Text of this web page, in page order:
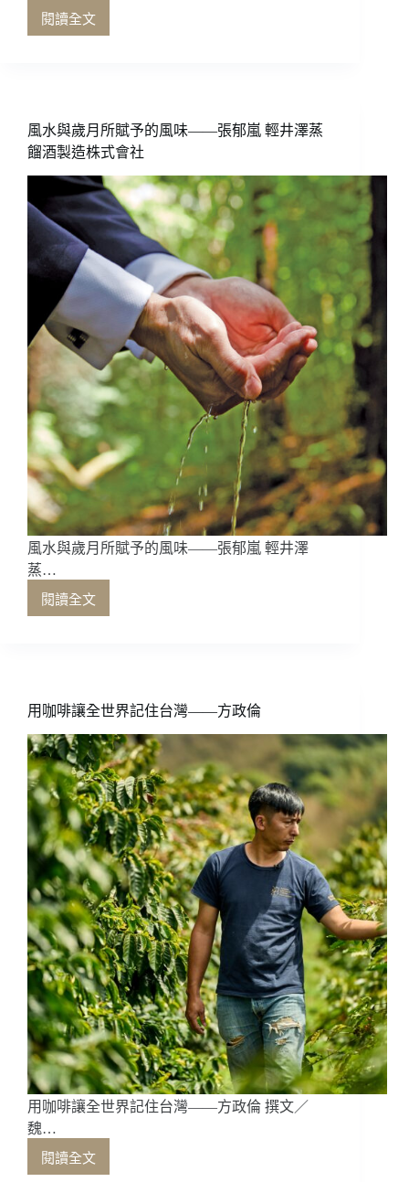
閱讀全文
藉
風
土
裸
裎
相
見
——
劉
源
理
飲
君
子
萄
酒
文
化
風水與歲月所賦予的風味——張郁嵐 輕井澤蒸
餾酒製造株式會社
風水與歲月所賦予的風味——張郁嵐 輕井澤
蒸…
閱讀全文
風
所
賦
予
的
風
味
——
張
郁
嵐
輕
井
澤
蒸
餾
酒
製
造
株
式
會
社
用咖啡讓全世界記住台灣——方政倫
用咖啡讓全世界記住台灣——方政倫 撰文／
魏…
閱讀全文
用